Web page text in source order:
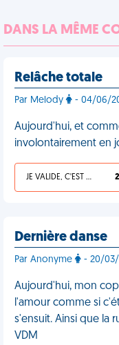
DANS LA MÊME
Relâche totale
Par Melody - 04/06/
Aujourd'hui, et
involontairement en
JE VALIDE, C'EST UNE VDM
Dernière danse
Par Anonyme - 20/03/
Aujourd'hui, mon
l'amour comme si
s'ensuit. Ainsi que la
VDM